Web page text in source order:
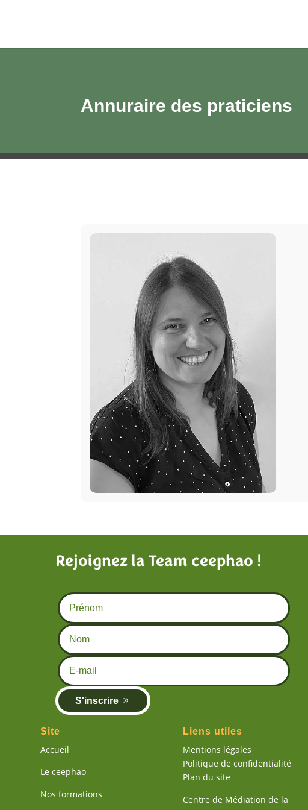
Annuraire des praticiens
Rejoignez la Team ceephao !
S'inscrire
Site
Accueil
Le ceephao
Nos formations
Liens utiles
Mentions légales
Politique de confidentialité
Plan du site
Centre de Médiation de la